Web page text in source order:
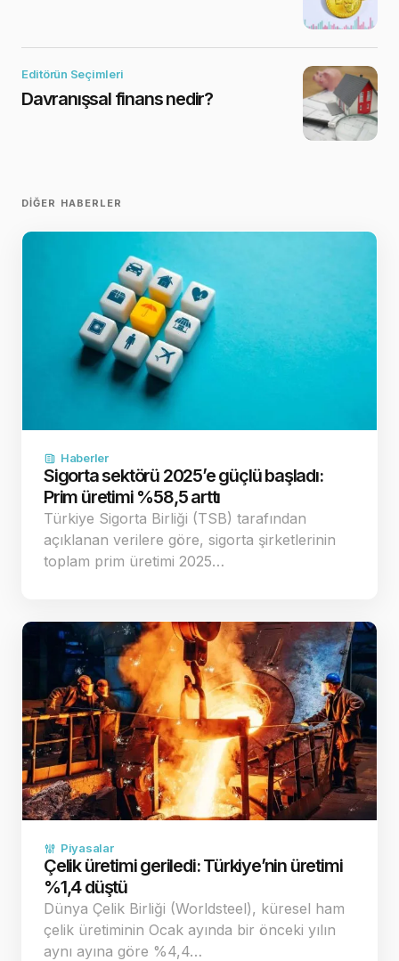
Editörün Seçimleri
Davranışsal finans nedir?
DIĞER HABERLER
Haberler
Sigorta sektörü 2025’e güçlü başladı:
Prim üretimi %58,5 arttı
Türkiye Sigorta Birliği (TSB) tarafından
açıklanan verilere göre, sigorta şirketlerinin
toplam prim üretimi 2025…
Piyasalar
Çelik üretimi geriledi: Türkiye’nin üretimi
%1,4 düştü
Dünya Çelik Birliği (Worldsteel), küresel ham
çelik üretiminin Ocak ayında bir önceki yılın
aynı ayına göre %4,4…